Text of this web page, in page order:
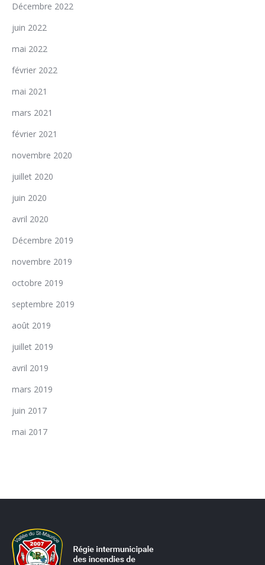
Décembre 2022
juin 2022
mai 2022
février 2022
mai 2021
mars 2021
février 2021
novembre 2020
juillet 2020
juin 2020
avril 2020
Décembre 2019
novembre 2019
octobre 2019
septembre 2019
août 2019
juillet 2019
avril 2019
mars 2019
juin 2017
mai 2017